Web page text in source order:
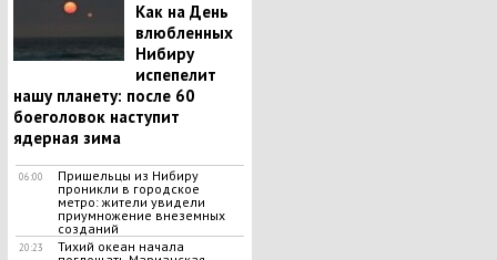
Как на День
влюбленных
Нибиру
испепелит
нашу планету: после 60
боеголовок наступит
ядерная зима
06:00
Пришельцы из Нибиру
проникли в городское
метро: жители увидели
приумножение внеземных
созданий
20:23
Тихий океан начала